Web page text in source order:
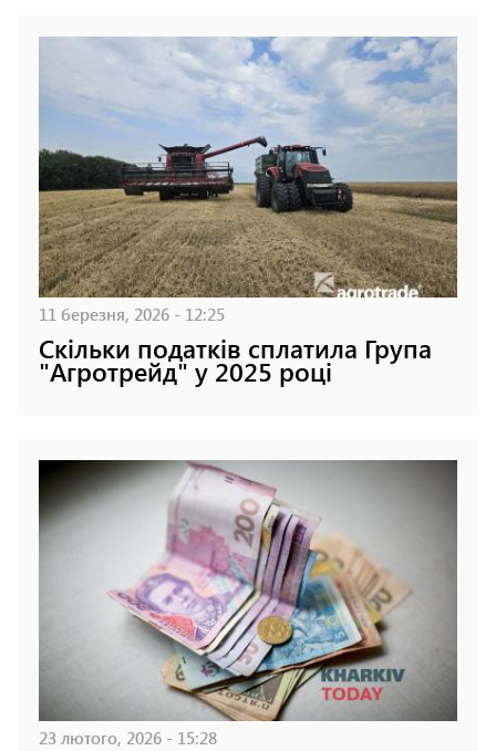
11 березня, 2026 - 12:25
Скільки податків сплатила Група
"Агротрейд" у 2025 році
23 лютого, 2026 - 15:28